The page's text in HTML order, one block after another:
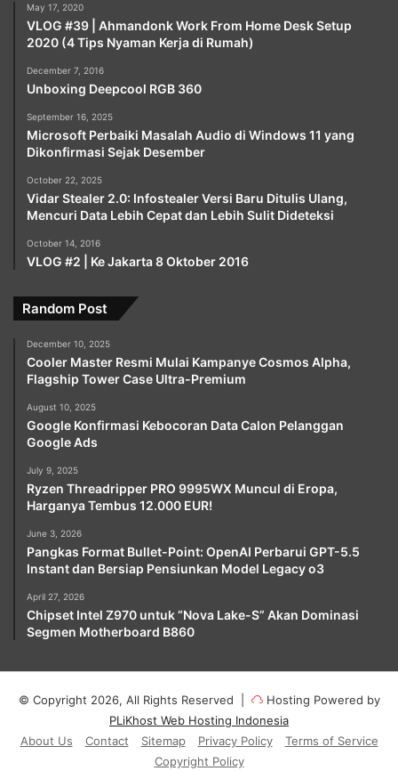
May 17, 2020
VLOG #39 | Ahmandonk Work From Home Desk Setup
2020 (4 Tips Nyaman Kerja di Rumah)
December 7, 2016
Unboxing Deepcool RGB 360
September 16, 2025
Microsoft Perbaiki Masalah Audio di Windows 11 yang
Dikonfirmasi Sejak Desember
October 22, 2025
Vidar Stealer 2.0: Infostealer Versi Baru Ditulis Ulang,
Mencuri Data Lebih Cepat dan Lebih Sulit Dideteksi
October 14, 2016
VLOG #2 | Ke Jakarta 8 Oktober 2016
Random Post
December 10, 2025
Cooler Master Resmi Mulai Kampanye Cosmos Alpha,
Flagship Tower Case Ultra-Premium
August 10, 2025
Google Konfirmasi Kebocoran Data Calon Pelanggan
Google Ads
July 9, 2025
Ryzen Threadripper PRO 9995WX Muncul di Eropa,
Harganya Tembus 12.000 EUR!
June 3, 2026
Pangkas Format Bullet-Point: OpenAI Perbarui GPT-5.5
Instant dan Bersiap Pensiunkan Model Legacy o3
April 27, 2026
Chipset Intel Z970 untuk “Nova Lake-S” Akan Dominasi
Segmen Motherboard B860
© Copyright 2026, All Rights Reserved |
Hosting Powered by
PLiKhost Web Hosting Indonesia
About Us
Contact Sitemap Privacy Policy
Terms of Service
Copyright Policy